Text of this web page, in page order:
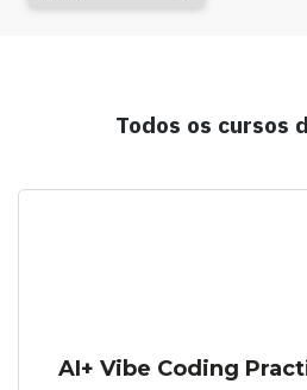
Todos os cursos
AI+ Vibe Coding